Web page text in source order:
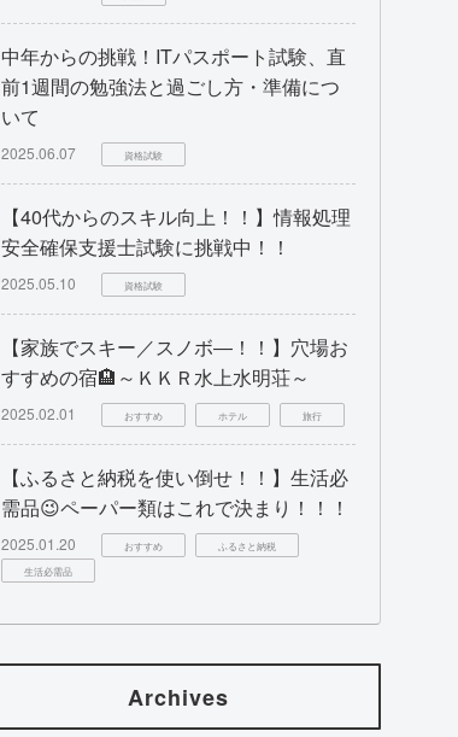
中年からの挑戦！ITパスポート試験、直
前1週間の勉強法と過ごし方・準備につ
いて
2025.06.07 資格試験
【40代からのスキル向上！！】情報処理
安全確保支援士試験に挑戦中！！
2025.05.10 資格試験
【家族でスキー／スノボ―！！】穴場お
すすめの宿🏨～ＫＫＲ水上水明荘～
2025.02.01 おすすめ ホテル 旅行
【ふるさと納税を使い倒せ！！】生活必
需品😉ペーパー類はこれで決まり！！！
2025.01.20 おすすめ
ふるさと納税
生活必需品
Archives